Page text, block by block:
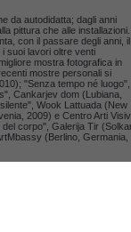
da autodidatta; dagli anni
pittura che alle installazioni.
con il passare degli anni, il
suoi lavori oltre venti
mostra fotografica in
mostre personali si
"Senza tempo né luogo",
Cankarjev dom (Lubiana,
Wook Lattuada (New
2009) e Centro Arti
corpo", Galerija Tir
(Berlino, Germania,